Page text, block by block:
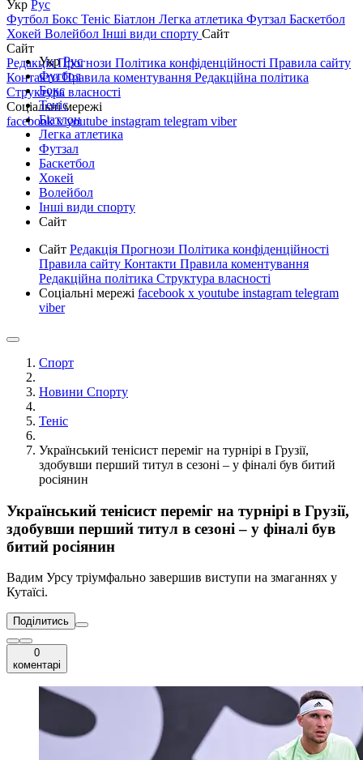
Укр Рус
Футбол Бокс Теніс Біатлон Легка атлетика Футзал Баскетбол
Хокей Волейбол Інші види спорту Сайт
Сайт
РедакціяПрогнози Політика конфіденційності Правила сайту
КонтактиПравила коментування Редакційна політика
Структура власності
Соціальні мережі
facebookxyoutube instagram telegram viber
УкрРус
Футбол
Бокс
Теніс
Біатлон
Легка атлетика
Футзал
Баскетбол
Хокей
Волейбол
Інші види спорту
Сайт
Сайт Редакція Прогнози Політика конфіденційності
Правила сайту Контакти Правила коментування
Редакційна політика Структура власності
Соціальні мережі facebook x youtube instagram telegram
viber
Спорт
Новини Спорту
Теніс
Український тенісист переміг на турнірі в Грузії,
здобувши перший титул в сезоні – у фіналі був битий
росіянин
Український тенісист переміг на турнірі в Грузії,
здобувши перший титул в сезоні – у фіналі був
битий росіянин
Вадим Урсу тріумфально завершив виступи на змаганнях у
Кутаїсі.
Поділитись
0
коментарі